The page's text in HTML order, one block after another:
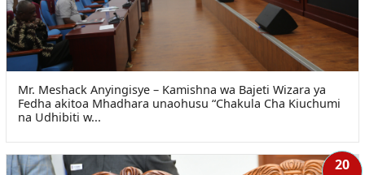
Mr. Meshack Anyingisye – Kamishna wa Bajeti Wizara ya
Fedha akitoa Mhadhara unaohusu “Chakula Cha Kiuchumi
na Udhibiti w...
20